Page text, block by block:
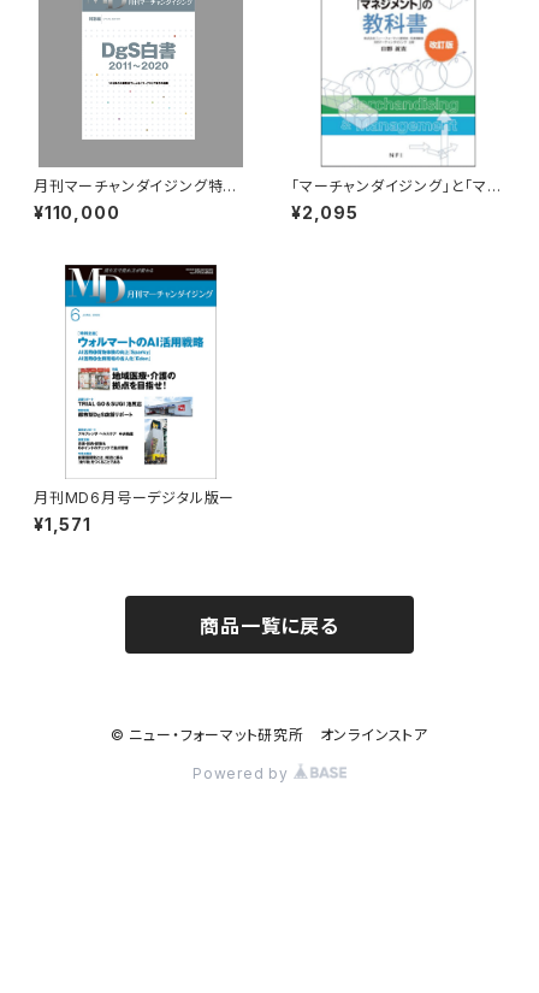
月刊マーチャンダイジング特別
編 ドラッグストア白書 2011-20
20
¥110,000
｢マーチャンダイジング｣と｢マネ
ジメント」の教科書-改訂版-
¥2,095
月刊MD6月号ーデジタル版ー
¥1,571
商品一覧に戻る
© ニュー・フォーマット研究所 オンラインストア
Powered by